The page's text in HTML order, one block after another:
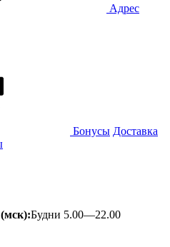
Адрес
Бонусы Доставка
Будни 5.00—22.00